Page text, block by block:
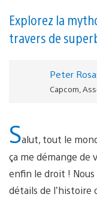
Explorez la
travers de
Peter
Capcom,
Salut, tout le
ça me démange de
enfin le droit ! Nous
détails de l’histoire